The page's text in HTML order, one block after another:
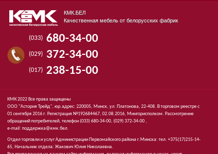
КМК.БЕЛ
Качественная мебель от белорусских фабрик
(033) 680-34-00
(029) 372-34-00
(017) 238-15-00
КМК 2022 Все права защищены
ООО "Астория Трейд", юр.адрес: 220005, Минск, ул. Платонова, 22-408. В торговом реестре с
01 сентября 2016 г. Регистрация №192684467, 02.08.2016, Мингорисполком. Рассмотрение
обращений потребителей, телефон(033)680-34-00, (029)372-34-00 ,
e-mail: поддержка@кмк.бел.
Отдел торговли и услуг Администрации Первомайского района г.Минска: тел. +375(17)215-14-
65, Начальник отдела: Жакович Юлия Николаевна.